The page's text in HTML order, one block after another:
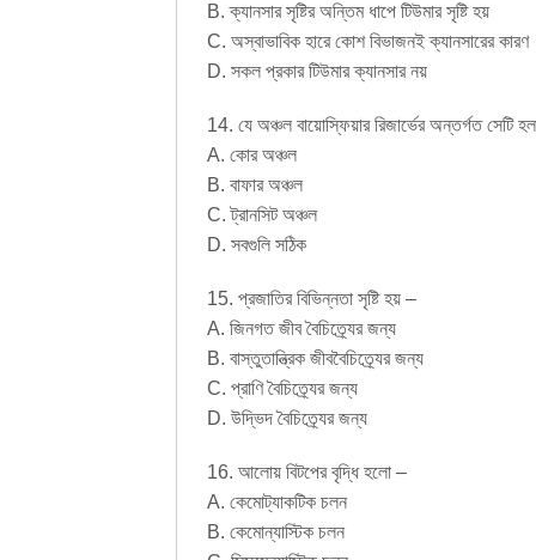
B. ক্যানসার সৃষ্টির অন্তিম ধাপে টিউমার সৃষ্টি হয়
C. অস্বাভাবিক হারে কোশ বিভাজনই ক্যানসারের কারণ
D. সকল প্রকার টিউমার ক্যানসার নয়
14. যে অঞ্চল বায়োস্ফিয়ার রিজার্ভের অন্তর্গত সেটি
A. কোর অঞ্চল
B. বাফার অঞ্চল
C. ট্রানসিট অঞ্চল
D. সবগুলি সঠিক
15. প্রজাতির বিভিন্নতা সৃষ্টি হয় –
A. জিনগত জীব বৈচিত্র্যের জন্য
B. বাস্তুতান্ত্রিক জীববৈচিত্র্যের জন্য
C. প্রাণি বৈচিত্র্যের জন্য
D. উদ্ভিদ বৈচিত্র্যের জন্য
16. আলোয় বিটপের বৃদ্ধি হলো –
A. কেমোট্যাকটিক চলন
B. কেমোন্যাস্টিক চলন